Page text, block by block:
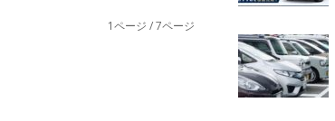
1ページ / 7ページ